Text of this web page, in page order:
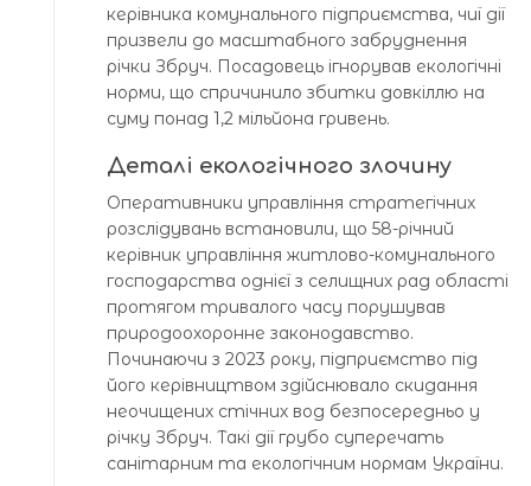
керівника комунального підприємства, чиї дії
призвели до масштабного забруднення
річки Збруч. Посадовець ігнорував екологічні
норми, що спричинило збитки довкіллю на
суму понад 1,2 мільйона гривень.
Деталі екологічного злочину
Оперативники управління стратегічних
розслідувань встановили, що 58-річний
керівник управління житлово-комунального
господарства однієї з селищних рад області
протягом тривалого часу порушував
природоохоронне законодавство.
Починаючи з 2023 року, підприємство під
його керівництвом здійснювало скидання
неочищених стічних вод безпосередньо у
річку Збруч. Такі дії грубо суперечать
санітарним та екологічним нормам України.